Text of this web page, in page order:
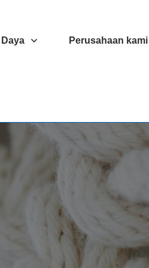
Perusahaan kami